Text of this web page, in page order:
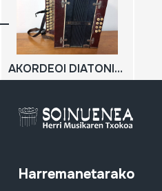
AKORDEOI DIATONIKOA
Harremanetarako